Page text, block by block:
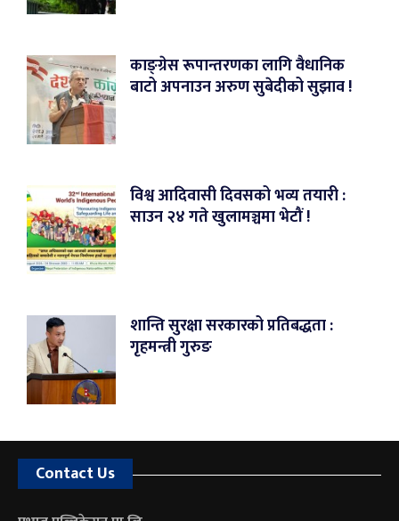
काङ्ग्रेस रूपान्तरणका लागि वैधानिक
बाटो अपनाउन अरुण सुबेदीको सुझाव !
विश्व आदिवासी दिवसको भव्य तयारी :
साउन २४ गते खुलामञ्चमा भेटौं !
शान्ति सुरक्षा सरकारको प्रतिबद्धता :
गृहमन्त्री गुरुङ
Contact Us